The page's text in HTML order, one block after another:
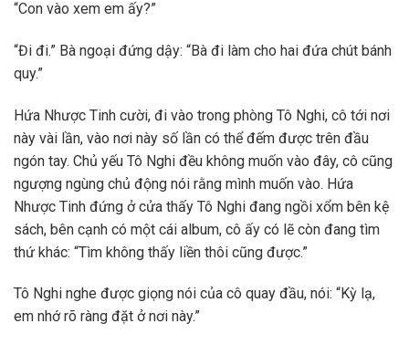
“Con vào xem em ấy?”
“Đi đi.” Bà ngoại đứng dậy: “Bà đi làm cho hai đứa chút bánh
quy.”
Hứa Nhược Tinh cười, đi vào trong phòng Tô Nghi, cô tới nơi
này vài lần, vào nơi này số lần có thể đếm được trên đầu
ngón tay. Chủ yếu Tô Nghi đều không muốn vào đây, cô cũng
ngượng ngùng chủ động nói rằng mình muốn vào. Hứa
Nhược Tinh đứng ở cửa thấy Tô Nghi đang ngồi xổm bên kệ
sách, bên cạnh có một cái album, cô ấy có lẽ còn đang tìm
thứ khác: “Tìm không thấy liền thôi cũng được.”
Tô Nghi nghe được giọng nói của cô quay đầu, nói: “Kỳ lạ,
em nhớ rõ ràng đặt ở nơi này.”